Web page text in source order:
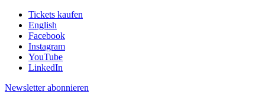
Tickets kaufen
English
Facebook
Instagram
YouTube
LinkedIn
Newsletter abonnieren